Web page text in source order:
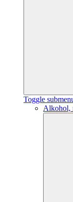
Toggle
Alkohol,